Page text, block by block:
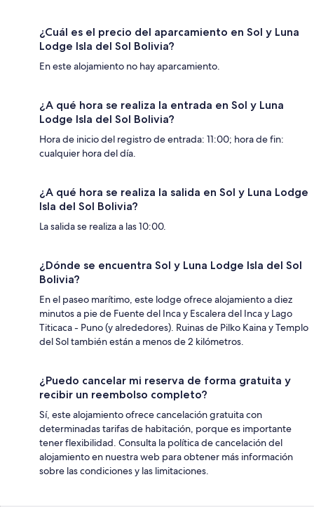
¿Cuál es el precio del aparcamiento en Sol y Luna
Lodge Isla del Sol Bolivia?
En este alojamiento no hay aparcamiento.
¿A qué hora se realiza la entrada en Sol y Luna
Lodge Isla del Sol Bolivia?
Hora de inicio del registro de entrada: 11:00; hora de fin:
cualquier hora del día.
¿A qué hora se realiza la salida en Sol y Luna Lodge
Isla del Sol Bolivia?
La salida se realiza a las 10:00.
¿Dónde se encuentra Sol y Luna Lodge Isla del Sol
Bolivia?
En el paseo marítimo, este lodge ofrece alojamiento a diez
minutos a pie de Fuente del Inca y Escalera del Inca y Lago
Titicaca - Puno (y alrededores). Ruinas de Pilko Kaina y Templo
del Sol también están a menos de 2 kilómetros.
¿Puedo cancelar mi reserva de forma gratuita y
recibir un reembolso completo?
Sí, este alojamiento ofrece cancelación gratuita con
determinadas tarifas de habitación, porque es importante
tener flexibilidad. Consulta la política de cancelación del
alojamiento en nuestra web para obtener más información
sobre las condiciones y las limitaciones.